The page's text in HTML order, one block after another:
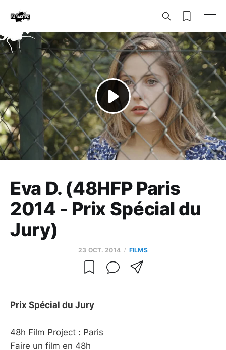
Eva D. (48HFP Paris
2014 - Prix Spécial du
Jury)
23 OCT. 2014 FILMS
Prix Spécial du Jury
48h Film Project : Paris
Faire un film en 48h